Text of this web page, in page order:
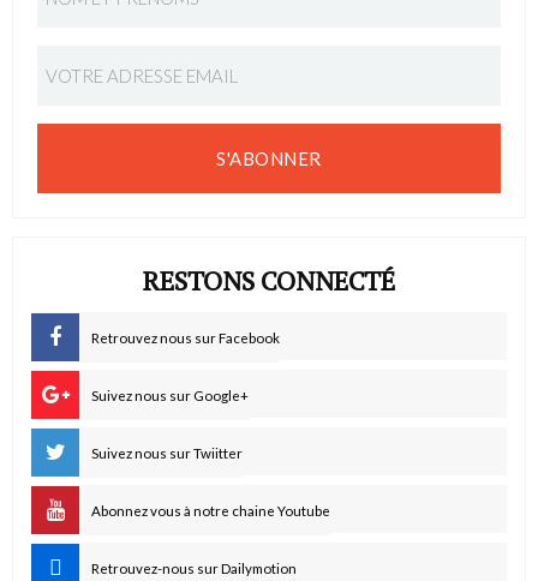
S'ABONNER
RESTONS CONNECTÉ
Retrouvez nous sur Facebook
Suivez nous sur Google+
Suivez nous sur Twiitter
Abonnez vous à notre chaine Youtube
Retrouvez-nous sur Dailymotion